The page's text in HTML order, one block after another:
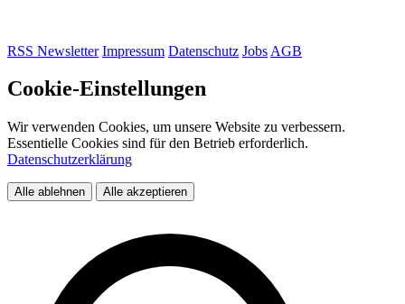
RSS Newsletter Impressum Datenschutz Jobs AGB
Cookie-Einstellungen
Wir verwenden Cookies, um unsere Website zu verbessern.
Essentielle Cookies sind für den Betrieb erforderlich.
Datenschutzerklärung
Alle ablehnen Alle akzeptieren